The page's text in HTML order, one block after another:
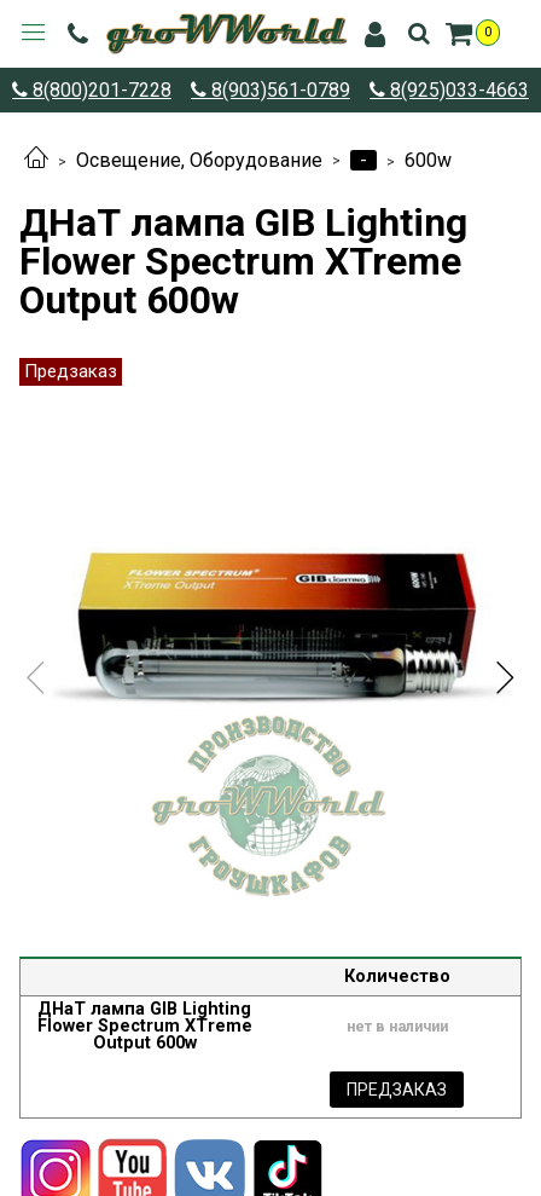
0
8(800)201-7228 8(903)561-0789 8(925)033-4663
Освещение, Оборудование - 600w
ДНаТ лампа GIB Lighting
Flower Spectrum XTreme
Output 600w
Предзаказ
Количество
ДНаТ лампа GIB Lighting
Flower Spectrum XTreme
Output 600w
нет в наличии
ПРЕДЗАКАЗ